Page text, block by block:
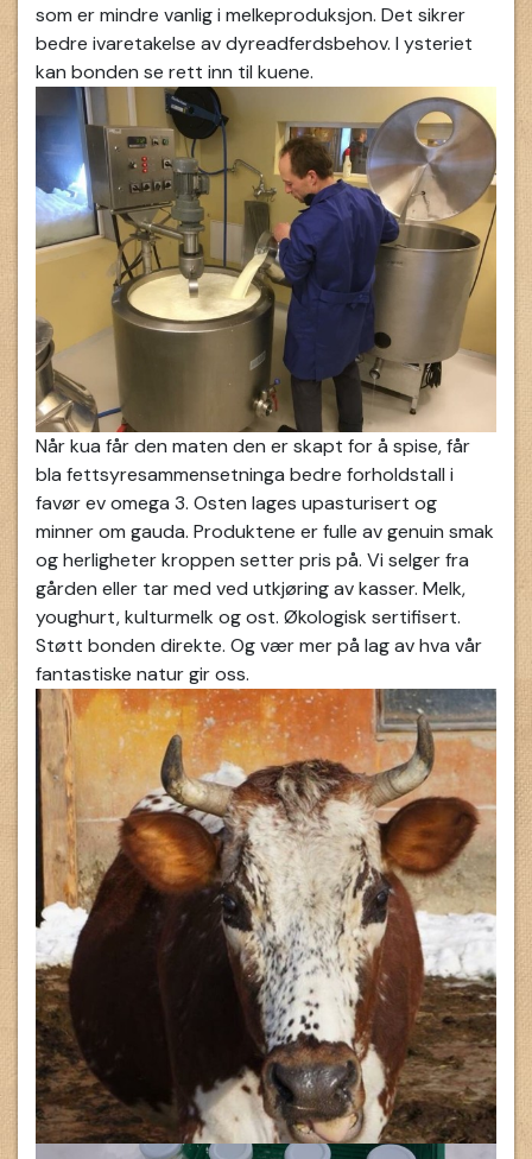
som er mindre vanlig i melkeproduksjon. Det sikrer
bedre ivaretakelse av dyreadferdsbehov. I ysteriet
kan bonden se rett inn til kuene.
Når kua får den maten den er skapt for å spise, får
bla fettsyresammensetninga bedre forholdstall i
favør ev omega 3. Osten lages upasturisert og
minner om gauda. Produktene er fulle av genuin smak
og herligheter kroppen setter pris på. Vi selger fra
gården eller tar med ved utkjøring av kasser. Melk,
youghurt, kulturmelk og ost. Økologisk sertifisert.
Støtt bonden direkte. Og vær mer på lag av hva vår
fantastiske natur gir oss.